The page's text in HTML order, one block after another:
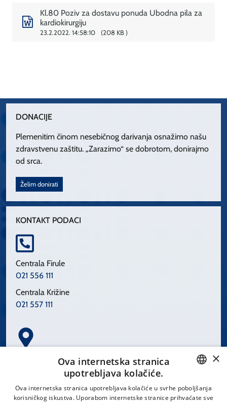
Kl.80 Poziv za dostavu ponuda Ubodna pila za
kardiokirurgiju
23.2.2022. 14:58:10 208 KB
DONACIJE
Plemenitim činom nesebičnog darivanja osnažimo našu
zdravstvenu zaštitu. „Zarazimo“ se dobrotom, donirajmo
od srca.
Želim donirati
KONTAKT PODACI
Centrala Firule
021 556 111
Centrala Križine
021 557 111
Spinčićeva 1, 21000 Split
CROATIAN
×
Ova internetska stranica
upotrebljava kolačiće.
Ova internetska stranica upotrebljava kolačiće u svrhe poboljšanja
korisničkog iskustva. Uporabom internetske stranice prihvaćate sve